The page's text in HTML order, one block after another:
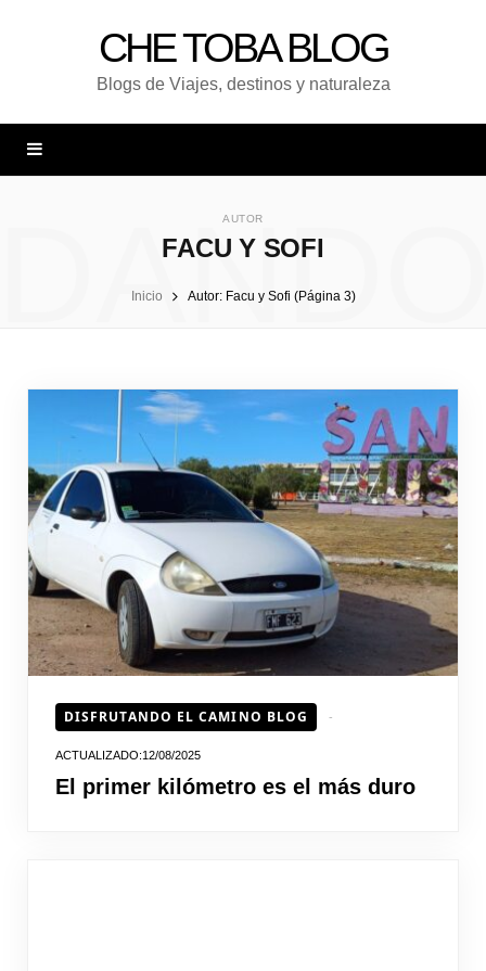
CHE TOBA BLOG
Blogs de Viajes, destinos y naturaleza
AUTOR
FACU Y SOFI
UNA
Inicio Autor: Facu y Sofi (Página 3)
DISFRUTANDO EL CAMINO BLOG
12/08/2025
El primer kilómetro es el más duro